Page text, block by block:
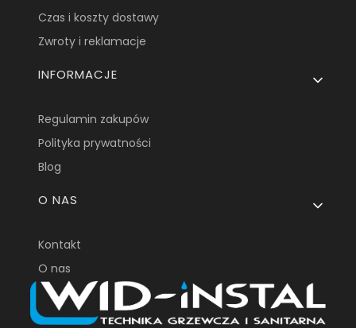
Czas i koszty dostawy
Zwroty i reklamacje
INFORMACJE
Regulamin zakupów
Polityka prywatności
Blog
O NAS
Kontakt
O nas